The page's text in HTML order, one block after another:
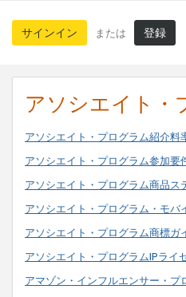
サインイン または 登録
アソシエイト・
アソシエイト・プログラム紹介料
アソシエイト・プログラム参加要
アソシエイト・プログラム商品ス
アソシエイト・プログラム・モ
アソシエイト・プログラム商標ガ
アソシエイト・プログラムIPライ
アマゾン・インフルエンサー・プ